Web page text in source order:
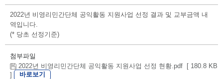
2022년 비영리민간단체 공익활동 지원사업 선정 결과 및 교부금액 내
역입니다.
(* 당초 선정기준)
첨부파일
2022년 비영리민간단체 공익활동 지원사업 선정 현황.pdf [ 180.8 KB
]
바로보기